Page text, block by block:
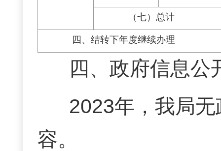
（七）总计
四、结转下年度继续办理
四、政府信息公
2023年，我局
容。